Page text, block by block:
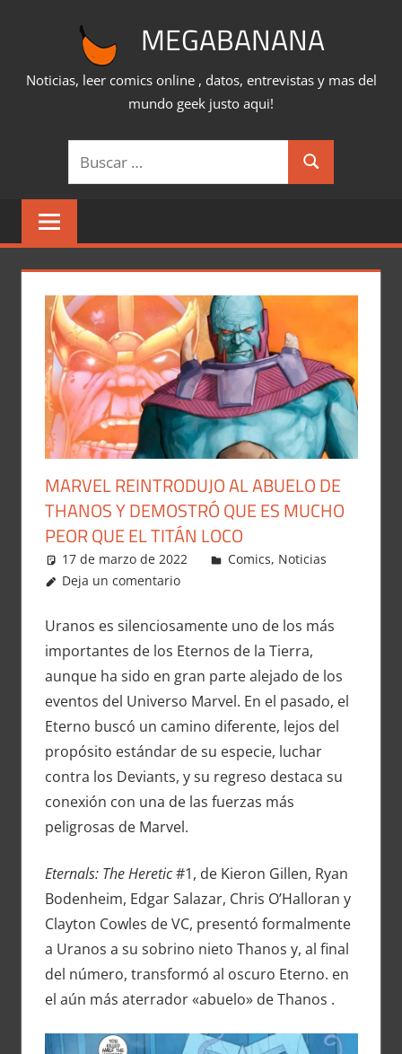
MEGABANANA
Noticias, leer comics online , datos, entrevistas y mas del
mundo geek justo aqui!
Buscar:
Buscar
MARVEL REINTRODUJO AL ABUELO DE
THANOS Y DEMOSTRÓ QUE ES MUCHO
PEOR QUE EL TITÁN LOCO
17 de marzo de 2022 Carlitox Banana
Comics, Noticias
Deja un comentario
Uranos es silenciosamente uno de los más
importantes de los Eternos de la Tierra,
aunque ha sido en gran parte alejado de los
eventos del Universo Marvel. En el pasado, el
Eterno buscó un camino diferente, lejos del
propósito estándar de su especie, luchar
contra los Deviants, y su regreso destaca su
conexión con una de las fuerzas más
peligrosas de Marvel.
Eternals: The Heretic#1, de Kieron Gillen, Ryan
Bodenheim, Edgar Salazar, Chris O’Halloran y
Clayton Cowles de VC, presentó formalmente
a Uranos a su sobrino nieto Thanos y, al final
del número, transformó al oscuro Eterno. en
el aún más aterrador «abuelo» de Thanos .